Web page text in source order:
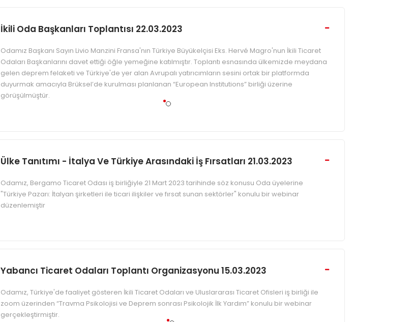
İkili Oda Başkanları Toplantısı 22.03.2023
Odamız Başkanı Sayın Livio Manzini Fransa'nın Türkiye Büyükelçisi Eks. Hervé Magro'nun İkili Ticaret
Odaları Başkanlarını davet ettiği öğle yemeğine katılmıştır. Toplantı esnasında ülkemizde meydana
gelen deprem felaketi ve Türkiye'de yer alan Avrupalı yatırıcımların sesini ortak bir platformda
duyurmak amacıyla Brüksel’de kurulması planlanan “European Institutions” birliği üzerine
görüşülmüştür.
Ülke Tanıtımı - İtalya Ve Türkiye Arasındaki İş Fırsatları 21.03.2023
Odamız, Bergamo Ticaret Odası iş birliğiyle 21 Mart 2023 tarihinde söz konusu Oda üyelerine
"Türkiye Pazarı: İtalyan şirketleri ile ticari ilişkiler ve fırsat sunan sektörler" konulu bir webinar
düzenlemiştir
Yabancı Ticaret Odaları Toplantı Organizasyonu 15.03.2023
Odamız, Türkiye'de faaliyet gösteren İkili Ticaret Odaları ve Uluslararası Ticaret Ofisleri iş birliği ile
zoom üzerinden “Travma Psikolojisi ve Deprem sonrası Psikolojik İlk Yardım” konulu bir webinar
gerçekleştirmiştir.